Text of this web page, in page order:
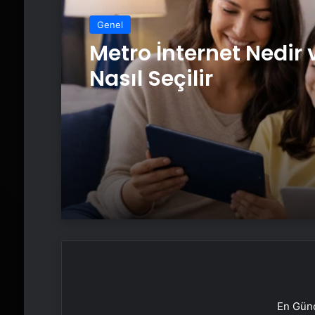
Genel
Metro İnternet Nedir
Nasıl Seçilir
En